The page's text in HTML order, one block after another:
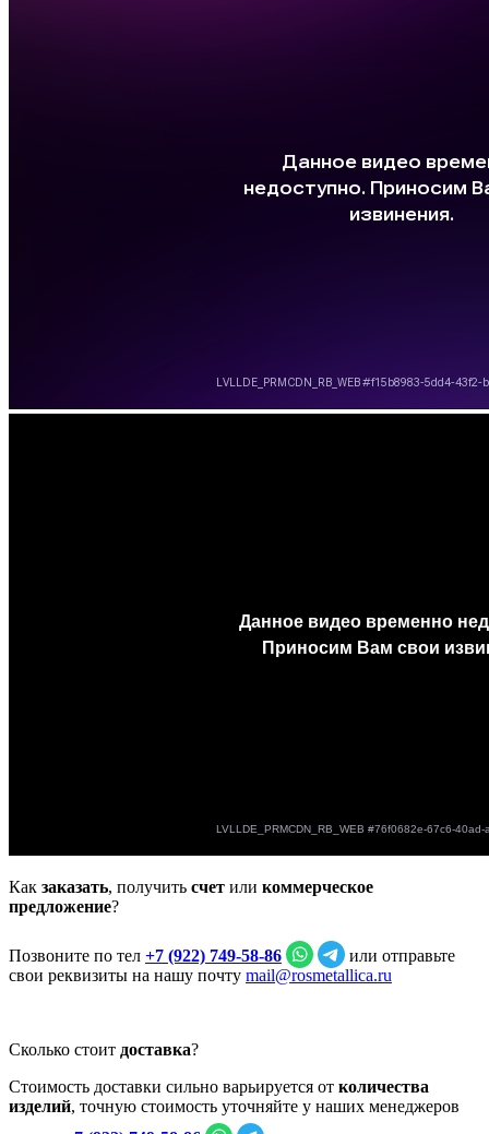
Как заказать, получить счет или коммерческое
предложение?
Позвоните по тел +7 (922) 749‑58‑86
или отправьте
свои реквизиты на нашу почту mail@rosmetallica.ru
Сколько стоит доставка?
Стоимость доставки сильно варьируется от количества
изделий, точную стоимость уточняйте у наших менеджеров